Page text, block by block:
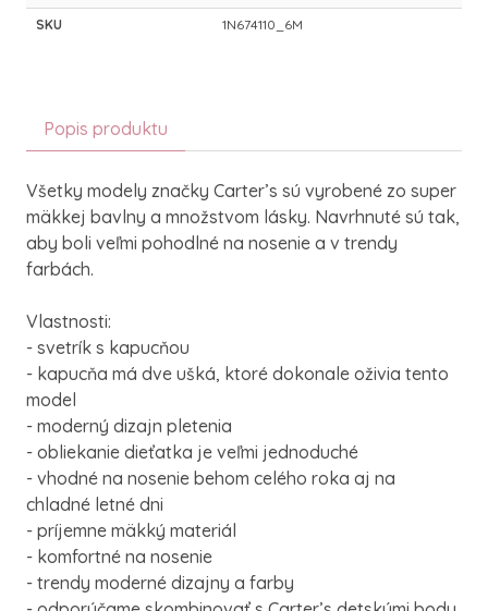
SKU 1N674110_6M
Popis produktu
Všetky modely značky Carter’s sú vyrobené zo super
mäkkej bavlny a množstvom lásky. Navrhnuté sú tak,
aby boli veľmi pohodlné na nosenie a v trendy
farbách.
Vlastnosti:
- svetrík s kapucňou
- kapucňa má dve ušká, ktoré dokonale oživia tento
model
- moderný dizajn pletenia
- obliekanie dieťatka je veľmi jednoduché
- vhodné na nosenie behom celého roka aj na
chladné letné dni
- príjemne mäkký materiál
- komfortné na nosenie
- trendy moderné dizajny a farby